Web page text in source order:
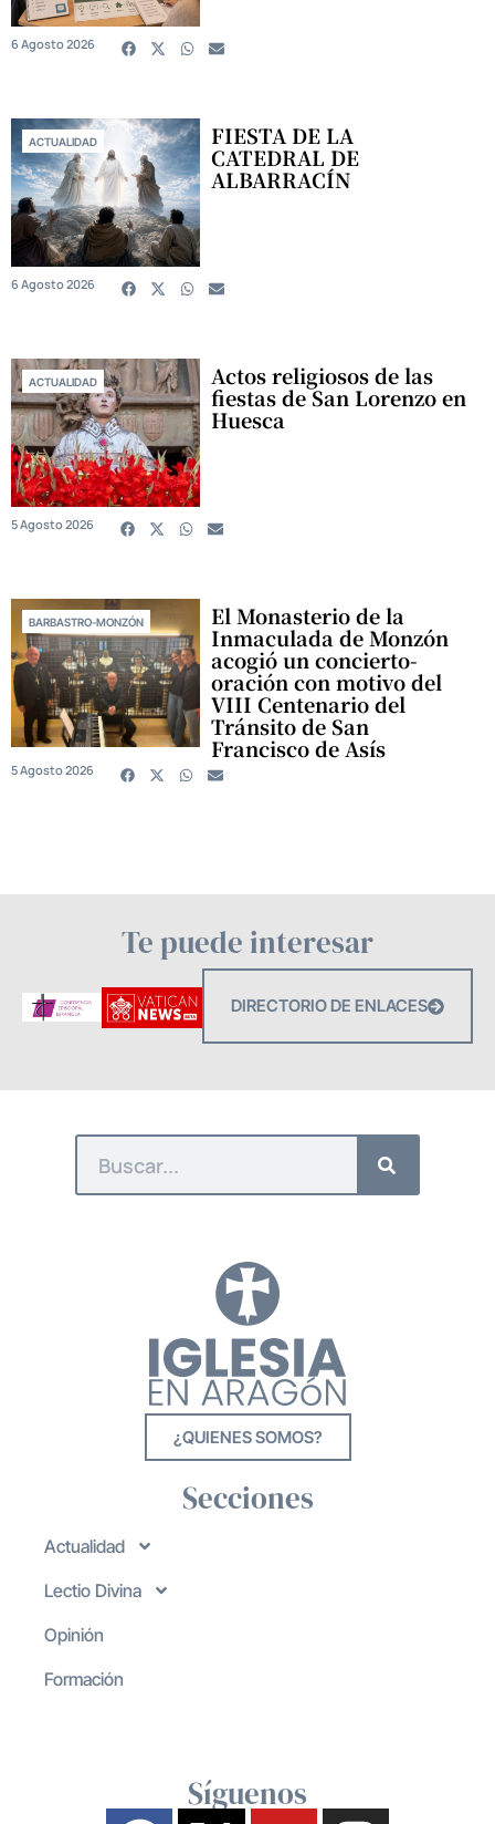
6 Agosto 2026
ACTUALIDAD FIESTA DE LA
CATEDRAL DE
ALBARRACÍN
6 Agosto 2026
ACTUALIDAD Actos religiosos de las
fiestas de San Lorenzo en
Huesca
5 Agosto 2026
BARBASTRO-MONZÓN El Monasterio de la
Inmaculada de Monzón
acogió un concierto-
oración con motivo del
VIII Centenario del
Tránsito de San
Francisco de Asís
5 Agosto 2026
Te puede interesar
DIRECTORIO DE ENLACES
¿QUIENES SOMOS?
Secciones
Actualidad
Lectio Divina
Opinión
Formación
Síguenos